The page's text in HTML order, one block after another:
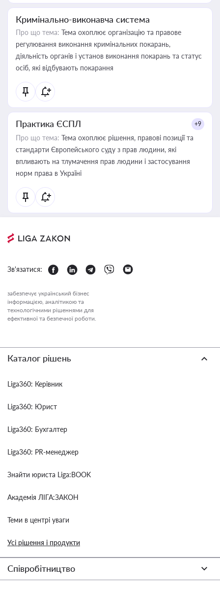
Кримінально-виконавча система
Про що тема: Тема охоплює організацію та правове
регулювання виконання кримінальних покарань,
діяльність органів і установ виконання покарань та статус
осіб, які відбувають покарання
Практика ЄСПЛ +9
Про що тема: Тема охоплює рішення, правові позиції та
стандарти Європейського суду з прав людини, які
впливають на тлумачення прав людини і застосування
норм права в Україні
Зв'язатися:
забезпечує український бізнес
інформацією, аналітикою та
технологічними рішеннями для
ефективної та безпечної роботи.
Каталог рішень
Liga360: Керівник
Liga360: Юрист
Liga360: Бухгалтер
Liga360: PR-менеджер
Знайти юриста Liga:BOOK
Академія ЛІГА:ЗАКОН
Теми в центрі уваги
Усі рішення і продукти
Співробітництво